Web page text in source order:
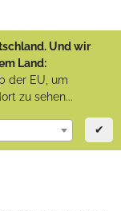
Und wir
Land:
der EU, um
zu sehen...
✔